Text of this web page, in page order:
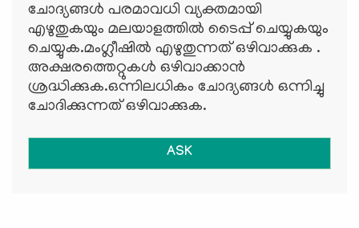
ചോദ്യങ്ങള്‍ പരമാവധി വ്യക്തമായി
എഴുതുകയും മലയാളത്തില്‍ ടൈപ്പ് ചെയ്യുകയും
ചെയ്യുക.മംഗ്ലീഷില്‍ എഴുതുന്നത് ഒഴിവാക്കുക .
അക്ഷരത്തെറ്റുകള്‍ ഒഴിവാക്കാന്‍
ശ്രദ്ധിക്കുക.ഒന്നിലധികം ചോദ്യങ്ങള്‍ ഒന്നിച്ചു
ചോദിക്കുന്നത് ഒഴിവാക്കുക.
ASK